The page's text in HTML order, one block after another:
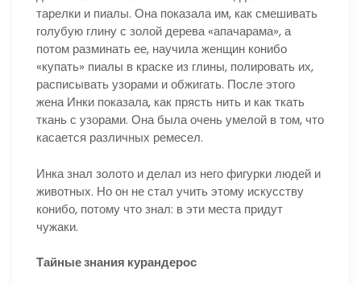
тарелки и пиалы. Она показала им, как смешивать
голубую глину с золой дерева «апачарама», а
потом разминать ее, научила женщин конибо
«купать» пиалы в краске из глины, полировать их,
расписывать узорами и обжигать. После этого
жена Инки показала, как прясть нить и как ткать
ткань с узорами. Она была очень умелой в том, что
касается различных ремесел.
Инка знал золото и делал из него фигурки людей и
животных. Но он не стал учить этому искусству
конибо, потому что знал: в эти места придут
чужаки.
Тайные знания курандерос